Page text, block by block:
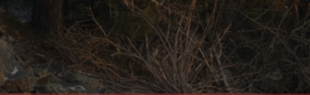
treści w postaci wiadomości, ofert, komunikatów mediów